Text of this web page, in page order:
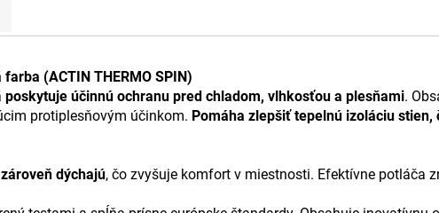
(ACTIN THERMO SPIN)
poskytuje účinnú ochranu pred chladom, vlhkosťou a plesňami.
protiplesňovým účinkom. Pomáha zlepšiť tepelnú izoláciu
dýchajú, čo zvyšuje komfort v miestnosti. Efektívne potláča